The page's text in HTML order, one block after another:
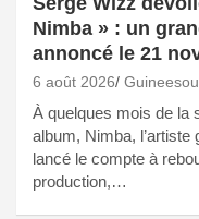
Nimba » : un
annoncé le 21
6 août 2026
À quelques mois de la
album, Nimba,
lancé le compte à
production,…